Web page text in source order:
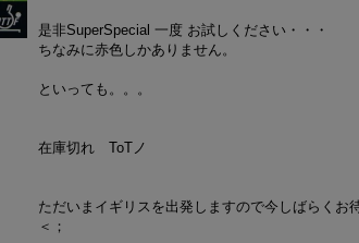
是非SuperSpecial 一度 お試しください・・・
ちなみに赤色しかありません。
といっても。。。
在庫切れ ToTノ
ただいまイギリスを出発しますので今しばらく
＜；